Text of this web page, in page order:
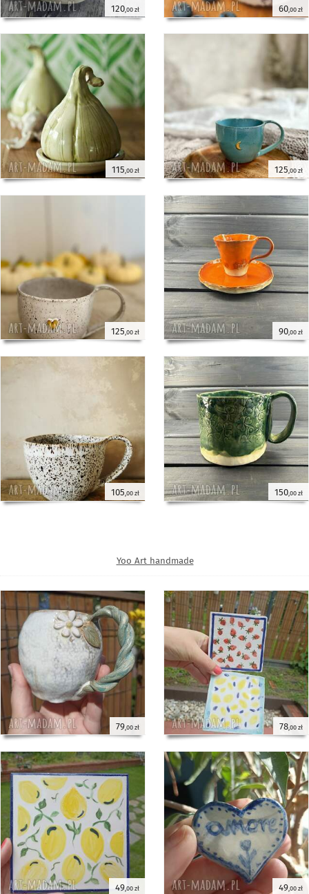
120,00 zł 60,00 zł
115,00 zł 125,00 zł
125 ,00 zł 90,00 zł
105,00 zł 150,00 zł
Yoo Art handmade
79,00 zł 78,00 zł
49,00 zł 49,00 zł